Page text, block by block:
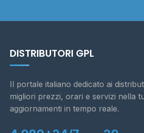
DISTRIBUTORI GPL
Il portale italiano dedicato ai
migliori prezzi, orari e servizi nella
aggiornamenti in tempo reale.